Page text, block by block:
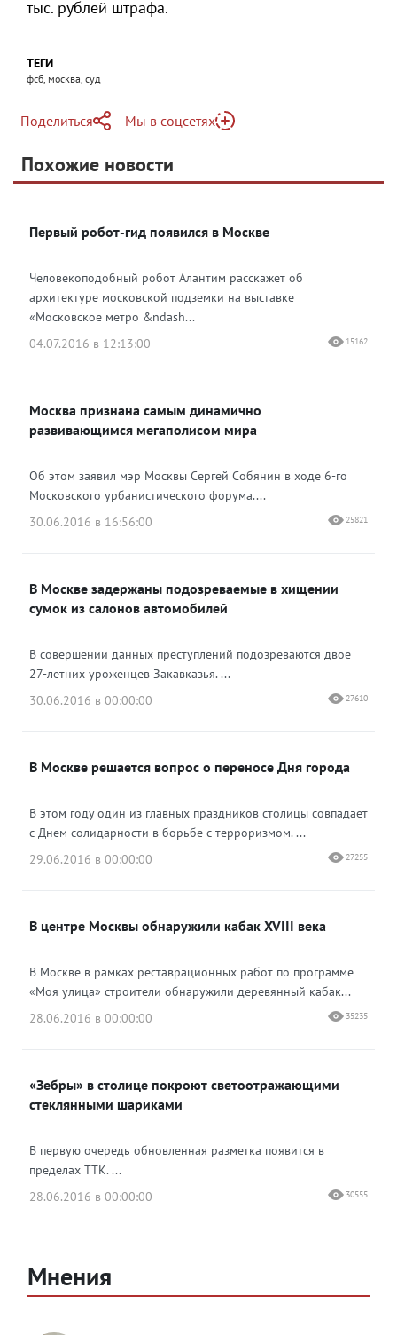
тыс. рублей штрафа.
ТЕГИ
фсб, москва, суд
Поделиться
Telegram
Одноклассники
Мы в соцсетях
Яндекс Дзен
Похожие новости
Первый робот-гид появился в Москве
Человекоподобный робот Алантим расскажет об
архитектуре московской подземки на выставке
«Московское метро &ndash...
04.07.2016 в 12:13:00
15162
Москва признана самым динамично
развивающимся мегаполисом мира
Об этом заявил мэр Москвы Сергей Собянин в ходе 6-го
Московского урбанистического форума....
30.06.2016 в 16:56:00
25821
В Москве задержаны подозреваемые в хищении
сумок из салонов автомобилей
В совершении данных преступлений подозреваются двое
27-летних уроженцев Закавказья. ...
30.06.2016 в 00:00:00
27610
В Москве решается вопрос о переносе Дня города
В этом году один из главных праздников столицы совпадает
с Днем солидарности в борьбе с терроризмом. ...
29.06.2016 в 00:00:00
27255
В центре Москвы обнаружили кабак XVIII века
В Москве в рамках реставрационных работ по программе
«Моя улица» строители обнаружили деревянный кабак...
28.06.2016 в 00:00:00
35235
«Зебры» в столице покроют светоотражающими
стеклянными шариками
В первую очередь обновленная разметка появится в
пределах ТТК. ...
28.06.2016 в 00:00:00
30555
Мнения